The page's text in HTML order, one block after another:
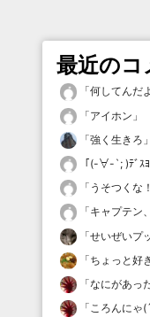
最近のコ
「何してんだ
「アイホン 」
「強く生きろ 」
「(-∀-`; )ﾃﾞｽﾖ
「 うそつくな
「キャプテン
「せいぜいプ
「ちょっと好
「なにがあっ
「ころんにゃ